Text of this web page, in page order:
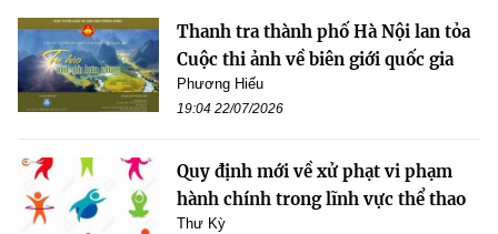
Thanh tra thành phố Hà Nội lan tỏa
Cuộc thi ảnh về biên giới quốc gia
Phương Hiếu
19:04 22/07/2026
Quy định mới về xử phạt vi phạm
hành chính trong lĩnh vực thể thao
Thư Kỳ